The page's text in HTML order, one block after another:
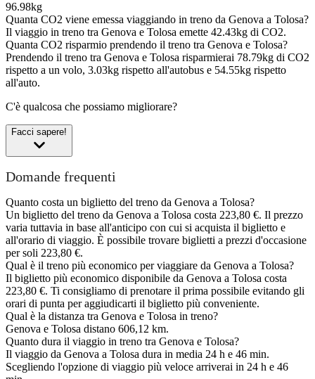
96.98kg
Quanta CO2 viene emessa viaggiando in treno da Genova a Tolosa?
Il viaggio in treno tra Genova e Tolosa emette 42.43kg di CO2.
Quanta CO2 risparmio prendendo il treno tra Genova e Tolosa?
Prendendo il treno tra Genova e Tolosa risparmierai 78.79kg di CO2
rispetto a un volo, 3.03kg rispetto all'autobus e 54.55kg rispetto
all'auto.
C'è qualcosa che possiamo migliorare?
Facci sapere!
Domande frequenti
Quanto costa un biglietto del treno da Genova a Tolosa?
Un biglietto del treno da Genova a Tolosa costa 223,80 €. Il prezzo
varia tuttavia in base all'anticipo con cui si acquista il biglietto e
all'orario di viaggio. È possibile trovare biglietti a prezzi d'occasione
per soli 223,80 €.
Qual è il treno più economico per viaggiare da Genova a Tolosa?
Il biglietto più economico disponibile da Genova a Tolosa costa
223,80 €. Ti consigliamo di prenotare il prima possibile evitando gli
orari di punta per aggiudicarti il biglietto più conveniente.
Qual è la distanza tra Genova e Tolosa in treno?
Genova e Tolosa distano 606,12 km.
Quanto dura il viaggio in treno tra Genova e Tolosa?
Il viaggio da Genova a Tolosa dura in media 24 h e 46 min.
Scegliendo l'opzione di viaggio più veloce arriverai in 24 h e 46